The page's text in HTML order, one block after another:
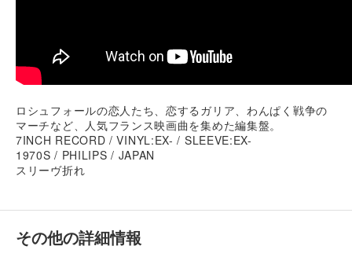
ロシュフォールの恋人たち、恋するガリア、わんぱく戦争の
マーチなど、人気フランス映画曲を集めた編集盤。
7INCH RECORD / VINYL:EX- / SLEEVE:EX-
1970S / PHILIPS / JAPAN
スリーヴ折れ
その他の詳細情報